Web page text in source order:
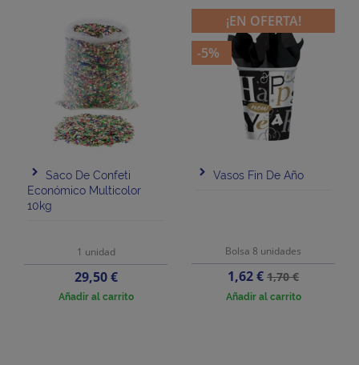
Saco De Confeti
Económico Multicolor
10kg
1 unidad
Precio
29,50 €
Añadir al carrito
Vasos Fin De Año
Bolsa 8 unidades
Precio
1,62 €Precio
base
1,70 €
Añadir al carrito
¡EN OFERTA!
-5%